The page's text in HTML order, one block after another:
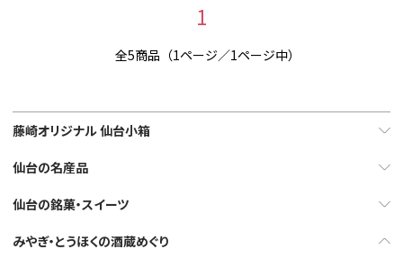
1
全5商品（1ページ／1ページ中）
藤崎オリジナル 仙台小箱
仙台の名産品
仙台の銘菓・スイーツ
みやぎ・とうほくの酒蔵めぐり